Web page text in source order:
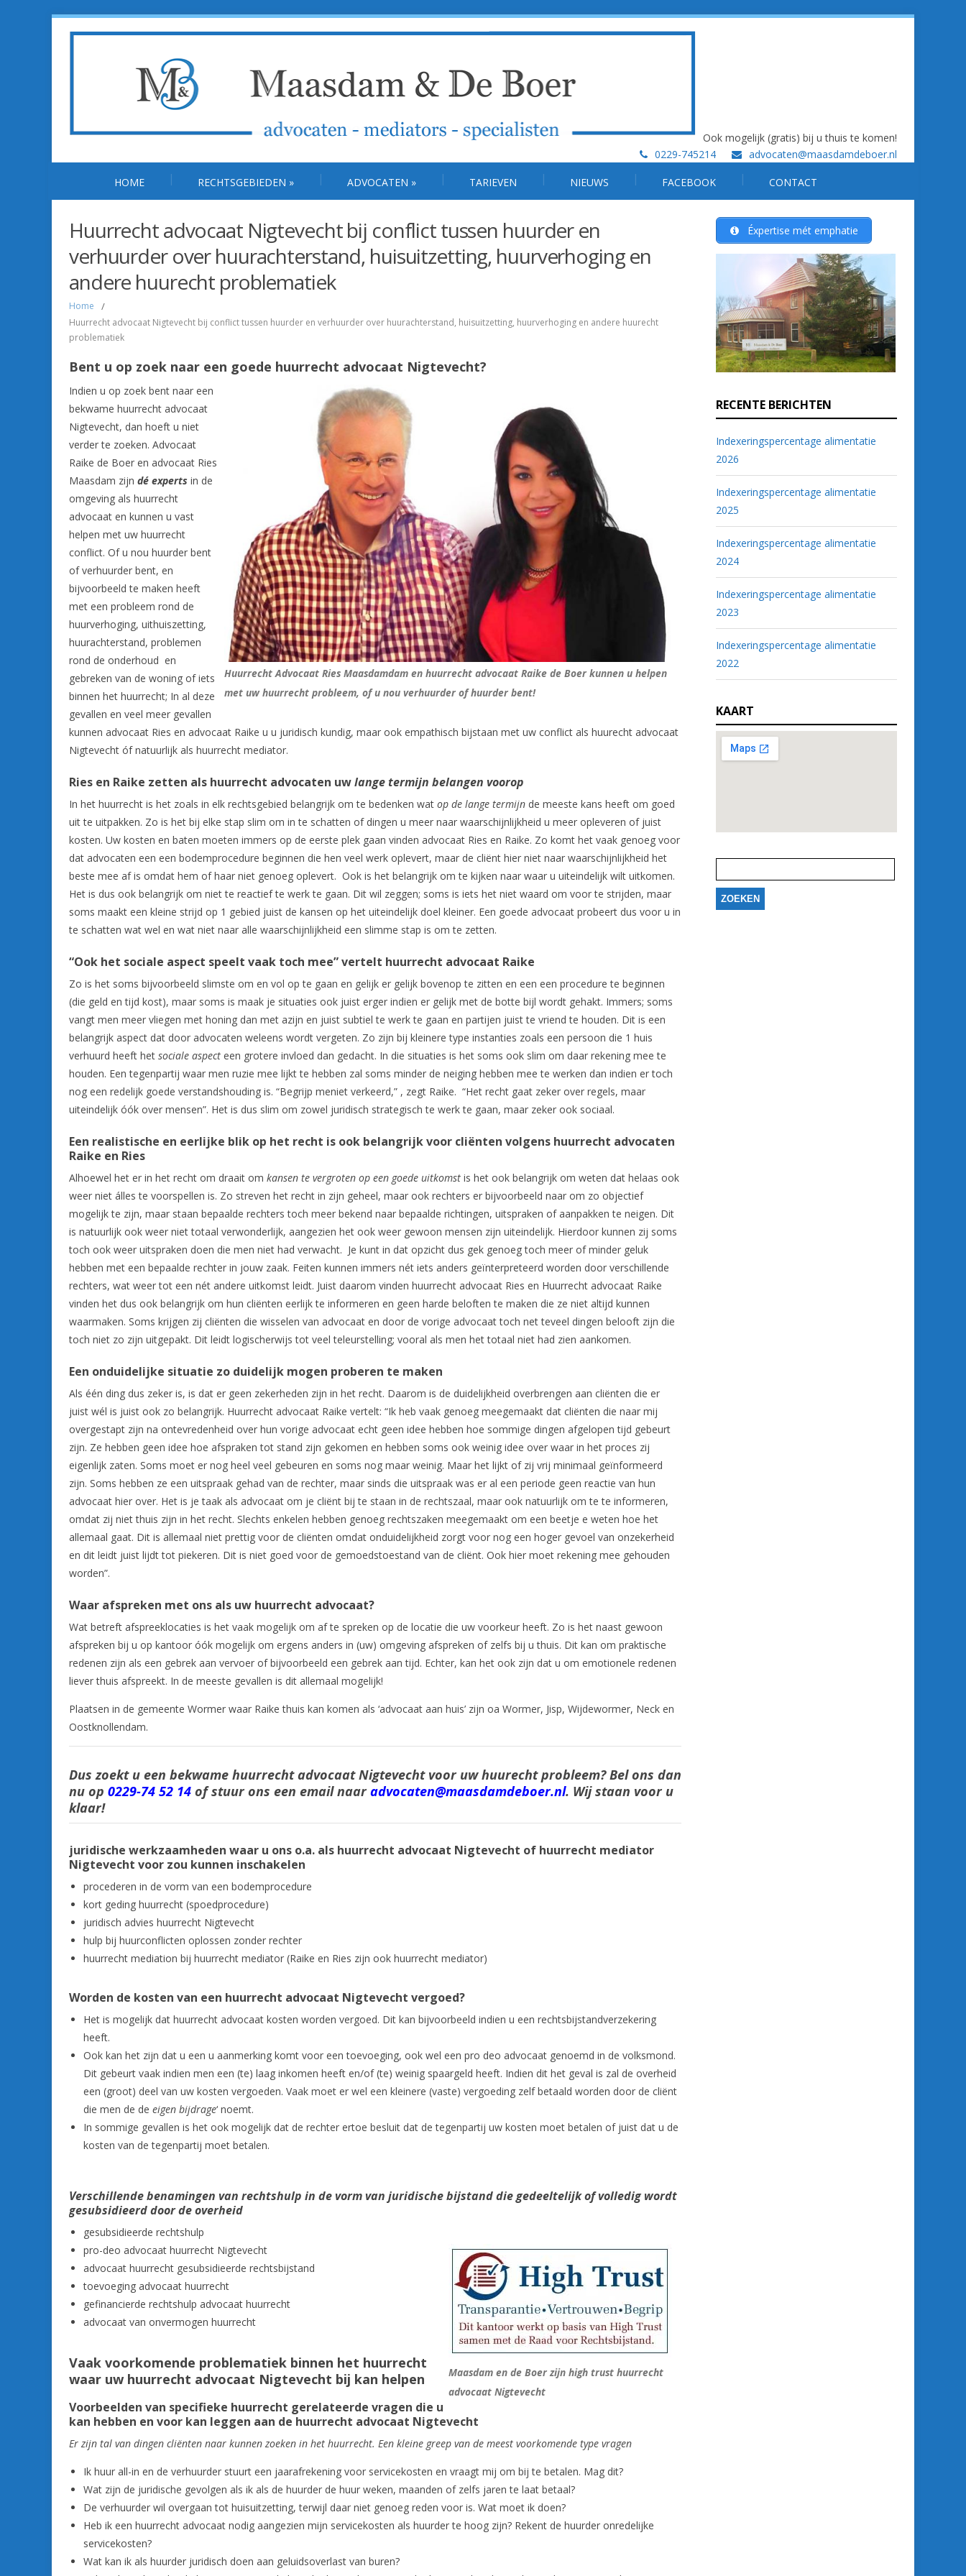
Ook mogelijk (gratis) bij u thuis te komen!
0229-745214
advocaten@maasdamdeboer.nl
HOME RECHTSGEBIEDEN » ADVOCATEN » TARIEVEN NIEUWS FACEBOOK CONTACT
Huurrecht advocaat Nigtevecht bij conflict tussen huurder en
verhuurder over huurachterstand, huisuitzetting, huurverhoging en
andere huurecht problematiek
Home /
Huurrecht advocaat Nigtevecht bij conflict tussen huurder en verhuurder over huurachterstand, huisuitzetting, huurverhoging en andere huurecht
problematiek
Bent u op zoek naar een goede huurrecht advocaat Nigtevecht?
Huurrecht Advocaat Ries Maasdamdam en huurrecht advocaat Raike de Boer kunnen u helpen
met uw huurrecht probleem, of u nou verhuurder of huurder bent!
Indien u op zoek bent naar een
bekwame huurrecht advocaat
Nigtevecht, dan hoeft u niet
verder te zoeken. Advocaat
Raike de Boer en advocaat Ries
Maasdam zijn dé experts in de
omgeving als huurrecht
advocaat en kunnen u vast
helpen met uw huurrecht
conflict. Of u nou huurder bent
of verhuurder bent, en
bijvoorbeeld te maken heeft
met een probleem rond de
huurverhoging, uithuiszetting,
huurachterstand, problemen
rond de onderhoud en
gebreken van de woning of iets
binnen het huurrecht; In al deze
gevallen en veel meer gevallen
kunnen advocaat Ries en advocaat Raike u u juridisch kundig, maar ook empathisch bijstaan met uw conflict als huurecht advocaat
Nigtevecht óf natuurlijk als huurrecht mediator.
Ries en Raike zetten als huurrecht advocaten uwlange termijn belangen voorop
In het huurrecht is het zoals in elk rechtsgebied belangrijk om te bedenken wat op de lange termijn de meeste kans heeft om goed
uit te uitpakken. Zo is het bij elke stap slim om in te schatten of dingen u meer naar waarschijnlijkheid u meer opleveren of juist
kosten. Uw kosten en baten moeten immers op de eerste plek gaan vinden advocaat Ries en Raike. Zo komt het vaak genoeg voor
dat advocaten een een bodemprocedure beginnen die hen veel werk oplevert, maar de cliënt hier niet naar waarschijnlijkheid het
beste mee af is omdat hem of haar niet genoeg oplevert. Ook is het belangrijk om te kijken naar waar u uiteindelijk wilt uitkomen.
Het is dus ook belangrijk om niet te reactief te werk te gaan. Dit wil zeggen; soms is iets het niet waard om voor te strijden, maar
soms maakt een kleine strijd op 1 gebied juist de kansen op het uiteindelijk doel kleiner. Een goede advocaat probeert dus voor u in
te schatten wat wel en wat niet naar alle waarschijnlijkheid een slimme stap is om te zetten.
“Ook het sociale aspect speelt vaak toch mee” vertelt huurrecht advocaat Raike
Zo is het soms bijvoorbeeld slimste om en vol op te gaan en gelijk er gelijk bovenop te zitten en een een procedure te beginnen
(die geld en tijd kost), maar soms is maak je situaties ook juist erger indien er gelijk met de botte bijl wordt gehakt. Immers; soms
vangt men meer vliegen met honing dan met azijn en juist subtiel te werk te gaan en partijen juist te vriend te houden. Dit is een
belangrijk aspect dat door advocaten weleens wordt vergeten. Zo zijn bij kleinere type instanties zoals een persoon die 1 huis
verhuurd heeft het sociale aspect een grotere invloed dan gedacht. In die situaties is het soms ook slim om daar rekening mee te
houden. Een tegenpartij waar men ruzie mee lijkt te hebben zal soms minder de neiging hebben mee te werken dan indien er toch
nog een redelijk goede verstandshouding is. “Begrijp meniet verkeerd,” , zegt Raike. “Het recht gaat zeker over regels, maar
uiteindelijk óók over mensen”. Het is dus slim om zowel juridisch strategisch te werk te gaan, maar zeker ook sociaal.
Een realistische en eerlijke blik op het recht is ook belangrijk voor cliënten volgens huurrecht advocaten
Raike en Ries
Alhoewel het er in het recht om draait om kansen te vergroten op een goede uitkomst is het ook belangrijk om weten dat helaas ook
weer niet álles te voorspellen is. Zo streven het recht in zijn geheel, maar ook rechters er bijvoorbeeld naar om zo objectief
mogelijk te zijn, maar staan bepaalde rechters toch meer bekend naar bepaalde richtingen, uitspraken of aanpakken te neigen. Dit
is natuurlijk ook weer niet totaal verwonderlijk, aangezien het ook weer gewoon mensen zijn uiteindelijk. Hierdoor kunnen zij soms
toch ook weer uitspraken doen die men niet had verwacht. Je kunt in dat opzicht dus gek genoeg toch meer of minder geluk
hebben met een bepaalde rechter in jouw zaak. Feiten kunnen immers nét iets anders geïnterpreteerd worden door verschillende
rechters, wat weer tot een nét andere uitkomst leidt. Juist daarom vinden huurrecht advocaat Ries en Huurrecht advocaat Raike
vinden het dus ook belangrijk om hun cliënten eerlijk te informeren en geen harde beloften te maken die ze niet altijd kunnen
waarmaken. Soms krijgen zij cliënten die wisselen van advocaat en door de vorige advocaat toch net teveel dingen belooft zijn die
toch niet zo zijn uitgepakt. Dit leidt logischerwijs tot veel teleurstelling; vooral als men het totaal niet had zien aankomen.
Een onduidelijke situatie zo duidelijk mogen proberen te maken
Als één ding dus zeker is, is dat er geen zekerheden zijn in het recht. Daarom is de duidelijkheid overbrengen aan cliënten die er
juist wél is juist ook zo belangrijk. Huurrecht advocaat Raike vertelt: “Ik heb vaak genoeg meegemaakt dat cliënten die naar mij
overgestapt zijn na ontevredenheid over hun vorige advocaat echt geen idee hebben hoe sommige dingen afgelopen tijd gebeurt
zijn. Ze hebben geen idee hoe afspraken tot stand zijn gekomen en hebben soms ook weinig idee over waar in het proces zij
eigenlijk zaten. Soms moet er nog heel veel gebeuren en soms nog maar weinig. Maar het lijkt of zij vrij minimaal geïnformeerd
zijn. Soms hebben ze een uitspraak gehad van de rechter, maar sinds die uitspraak was er al een periode geen reactie van hun
advocaat hier over. Het is je taak als advocaat om je cliënt bij te staan in de rechtszaal, maar ook natuurlijk om te te informeren,
omdat zij niet thuis zijn in het recht. Slechts enkelen hebben genoeg rechtszaken meegemaakt om een beetje e weten hoe het
allemaal gaat. Dit is allemaal niet prettig voor de cliënten omdat onduidelijkheid zorgt voor nog een hoger gevoel van onzekerheid
en dit leidt juist lijdt tot piekeren. Dit is niet goed voor de gemoedstoestand van de cliënt. Ook hier moet rekening mee gehouden
worden”.
Waar afspreken met ons als uw huurrecht advocaat?
Wat betreft afspreeklocaties is het vaak mogelijk om af te spreken op de locatie die uw voorkeur heeft. Zo is het naast gewoon
afspreken bij u op kantoor óók mogelijk om ergens anders in (uw) omgeving afspreken of zelfs bij u thuis. Dit kan om praktische
redenen zijn als een gebrek aan vervoer of bijvoorbeeld een gebrek aan tijd. Echter, kan het ook zijn dat u om emotionele redenen
liever thuis afspreekt. In de meeste gevallen is dit allemaal mogelijk!
Plaatsen in de gemeente Wormer waar Raike thuis kan komen als ‘advocaat aan huis’ zijn oa Wormer, Jisp, Wijdewormer, Neck en
Oostknollendam.
Dus zoekt u een bekwame huurrecht advocaat Nigtevecht voor uw huurecht probleem? Bel ons dan
nu op 0229-74 52 14 of stuur ons een email naar advocaten@maasdamdeboer.nl. Wij staan voor u
klaar!
juridische werkzaamheden waar u ons o.a. als huurrecht advocaat Nigtevecht of huurrecht mediator
Nigtevecht voor zou kunnen inschakelen
procederen in de vorm van een bodemprocedure
kort geding huurrecht (spoedprocedure)
juridisch advies huurrecht Nigtevecht
hulp bij huurconflicten oplossen zonder rechter
huurrecht mediation bij huurrecht mediator (Raike en Ries zijn ook huurrecht mediator)
Worden de kosten van een huurrecht advocaat Nigtevecht vergoed?
Het is mogelijk dat huurrecht advocaat kosten worden vergoed. Dit kan bijvoorbeeld indien u een rechtsbijstandverzekering
heeft.
Ook kan het zijn dat u een u aanmerking komt voor een toevoeging, ook wel een pro deo advocaat genoemd in de volksmond.
Dit gebeurt vaak indien men een (te) laag inkomen heeft en/of (te) weinig spaargeld heeft. Indien dit het geval is zal de overheid
een (groot) deel van uw kosten vergoeden. Vaak moet er wel een kleinere (vaste) vergoeding zelf betaald worden door de cliënt
die men de de eigen bijdrage‘ noemt.
In sommige gevallen is het ook mogelijk dat de rechter ertoe besluit dat de tegenpartij uw kosten moet betalen of juist dat u de
kosten van de tegenpartij moet betalen.
Verschillende benamingen van rechtshulp in de vorm van juridische bijstand die gedeeltelijk of volledig wordt
gesubsidieerd door de overheid
gesubsidieerde rechtshulp
pro-deo advocaat huurrecht Nigtevecht
Maasdam en de Boer zijn high trust huurrecht
advocaat Nigtevecht
advocaat huurrecht gesubsidieerde rechtsbijstand
toevoeging advocaat huurrecht
gefinancierde rechtshulp advocaat huurrecht
advocaat van onvermogen huurrecht
Vaak voorkomende problematiek binnen het huurrecht
waar uw huurrecht advocaat Nigtevecht bij kan helpen
Voorbeelden van specifieke huurrecht gerelateerde vragen die u
kan hebben en voor kan leggen aan de huurrecht advocaat Nigtevecht
Er zijn tal van dingen cliënten naar kunnen zoeken in het huurrecht. Een kleine greep van de meest voorkomende type vragen
Ik huur all-in en de verhuurder stuurt een jaarafrekening voor servicekosten en vraagt mij om bij te betalen. Mag dit?
Wat zijn de juridische gevolgen als ik als de huurder de huur weken, maanden of zelfs jaren te laat betaal?
De verhuurder wil overgaan tot huisuitzetting, terwijl daar niet genoeg reden voor is. Wat moet ik doen?
Heb ik een huurrecht advocaat nodig aangezien mijn servicekosten als huurder te hoog zijn? Rekent de huurder onredelijke
servicekosten?
Wat kan ik als huurder juridisch doen aan geluidsoverlast van buren?
Éxpertise mét emphatie
RECENTE BERICHTEN
Indexeringspercentage alimentatie
2026
Indexeringspercentage alimentatie
2025
Indexeringspercentage alimentatie
2024
Indexeringspercentage alimentatie
2023
Indexeringspercentage alimentatie
2022
KAART
naar: